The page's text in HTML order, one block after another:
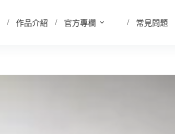
作品介紹 官方專欄 常見問題